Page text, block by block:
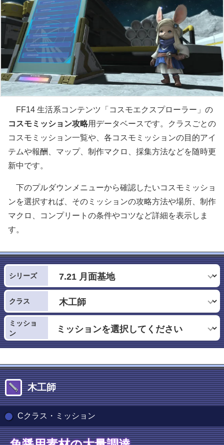
FF14 生活系コンテンツ「コスモエクスプローラー」の
コスモミッション攻略用データベースです。クラスごとの
コスモミッション一覧や、各コスモミッションの目的アイ
テムや報酬、マップ、制作マクロ、採集方法などを随時更
新中です。
下のプルダウンメニューから確認したいコスモミッショ
ンを選択すれば、そのミッションの攻略方法や場所、制作
マクロ、コンプリートの条件やコツなど詳細を表示しま
す。
シリーズ
クラス
ミッショ
ン
木工師
Cクラス・ミッション